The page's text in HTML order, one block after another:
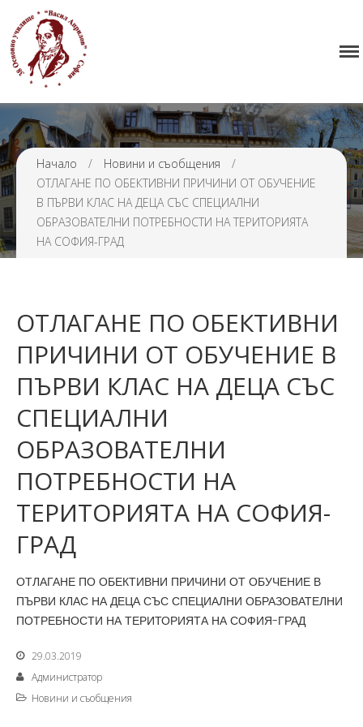
Нормативна уредба
Прием
Проекти и дейности
Седмично разписание
Начало / Новини и съобщения
/
ОТЛАГАНЕ ПО ОБЕКТИВНИ ПРИЧИНИ ОТ ОБУЧЕНИЕ
В ПЪРВИ КЛАС НА ДЕЦА СЪС СПЕЦИАЛНИ
ОБРАЗОВАТЕЛНИ ПОТРЕБНОСТИ НА ТЕРИТОРИЯТА
НА СОФИЯ-ГРАД
ОТЛАГАНЕ ПО ОБЕКТИВНИ
ПРИЧИНИ ОТ ОБУЧЕНИЕ В
ПЪРВИ КЛАС НА ДЕЦА СЪС
СПЕЦИАЛНИ
ОБРАЗОВАТЕЛНИ
ПОТРЕБНОСТИ НА
ТЕРИТОРИЯТА НА СОФИЯ-
ГРАД
ОТЛАГАНЕ ПО ОБЕКТИВНИ ПРИЧИНИ ОТ ОБУЧЕНИЕ В
ПЪРВИ КЛАС НА ДЕЦА СЪС СПЕЦИАЛНИ ОБРАЗОВАТЕЛНИ
ПОТРЕБНОСТИ НА ТЕРИТОРИЯТА НА СОФИЯ-ГРАД
29.03.2019
Администратор
Новини и съобщения